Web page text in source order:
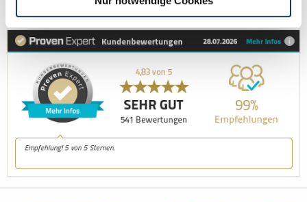
bewerbung@dzas.de